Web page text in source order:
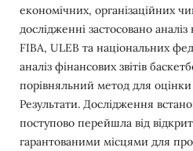
економічних, організаційних
дослідженні застосовано
FIBA, ULEB та національних
аналіз фінансових звітів
порівняльний метод для оцінки
Результати. Дослідження
поступово перейшла від
гарантованими місцями для